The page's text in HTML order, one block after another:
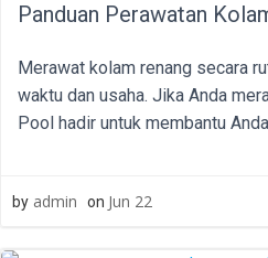
Panduan Perawatan
Merawat kolam renang secara
waktu dan usaha. Jika Anda
Pool hadir untuk membantu
by admin on Jun 22